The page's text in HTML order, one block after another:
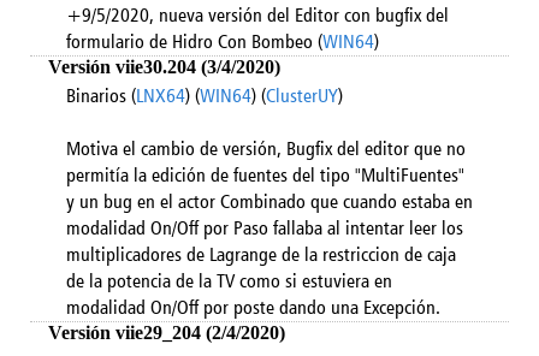
+9/5/2020, nueva versión del Editor con bugfix del
formulario de Hidro Con Bombeo (WIN64)
Versión viie30.204 (3/4/2020)
Binarios (LNX64) (WIN64) (ClusterUY)
Motiva el cambio de versión, Bugfix del editor que no
permitía la edición de fuentes del tipo "MultiFuentes"
y un bug en el actor Combinado que cuando estaba en
modalidad On/Off por Paso fallaba al intentar leer los
multiplicadores de Lagrange de la restriccion de caja
de la potencia de la TV como si estuviera en
modalidad On/Off por poste dando una Excepción.
Versión viie29_204 (2/4/2020)